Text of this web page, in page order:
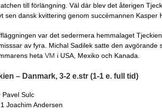
till förlängning. Väl där blev det återigen
sen dansk kvittering genom succémannen Kasper
var det sedermera hemmalaget
av fyra. Michal Sadilek satte den
heta VM i USA, Mexiko och Kanada.
– Danmark, 3-2 e.str (1-1 e. full tid)
Pavel Sulc
1 Joachim Andersen